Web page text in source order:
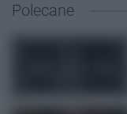
Polecane